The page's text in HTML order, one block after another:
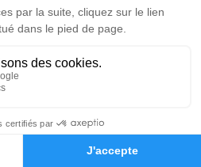
Hommages
du crématorium
GLEIZE 2740 Route de